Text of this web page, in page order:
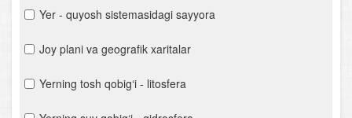
Yer - quyosh sistemasidagi sayyora
Joy plani va geografik xaritalar
Yerning tosh qobig‘i - litosfera